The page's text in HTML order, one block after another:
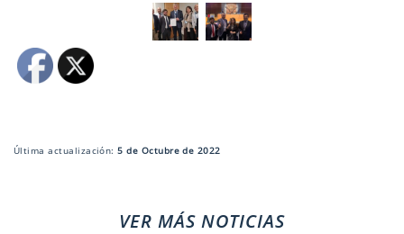
Última actualización:5 de Octubre de 2022
VER MÁS NOTICIAS